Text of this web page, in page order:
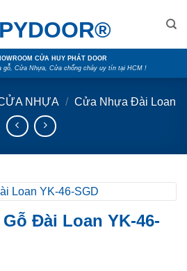
CỬA HUY PHÁT DOOR
gỗ, Cửa Nhựa, Cửa chống cháy uy tín tại HCM !
NHỰA / Cửa Nhựa Đài Loan
Đài Loan YK-46-